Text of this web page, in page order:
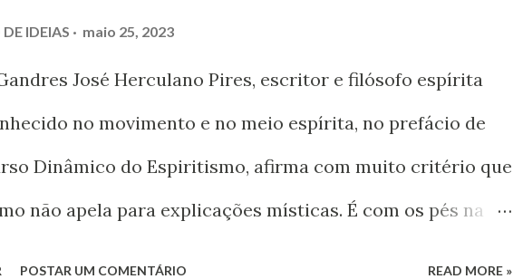
IDEIAS maio 25, 2023
José Herculano Pires, escritor e filósofo espírita
no movimento e no meio espírita, no prefácio de
Dinâmico do Espiritismo, afirma com muito critério que
não apela para explicações místicas. É com os pés na
POSTAR UM COMENTÁRIO READ MORE »